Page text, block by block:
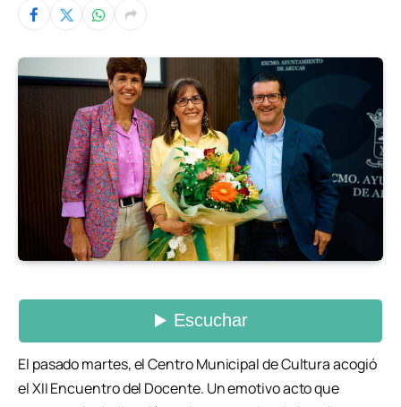
El pasado martes, el Centro Municipal de Cultura acogió
el XII Encuentro del Docente. Un emotivo acto que